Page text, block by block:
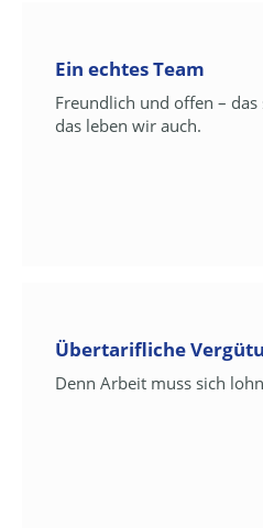
Ein echtes Team
Freundlich und offen –
das leben wir auch.
Übertarifliche
Denn Arbeit muss sich